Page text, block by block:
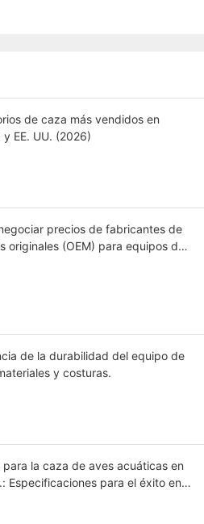
de caza más vendidos en
y EE. UU. (2026)
precios de fabricantes de
originales (OEM) para equipos de
de la durabilidad del equipo de
y costuras.
para la caza de aves acuáticas en
Especificaciones para el éxito en